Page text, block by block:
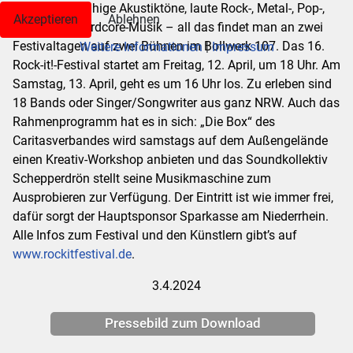
Ob ruhige Akustiktöne, laute Rock-, Metal-, Pop-,
Punk- oder Hardcore-Musik – all das findet man an zwei
Festivaltagen auf zwei Bühnen im Bollwerk 107. Das 16.
Rock-it!-Festival startet am Freitag, 12. April, um 18 Uhr. Am
Samstag, 13. April, geht es um 16 Uhr los. Zu erleben sind
18 Bands oder Singer/Songwriter aus ganz NRW. Auch das
Rahmenprogramm hat es in sich: „Die Box“ des
Caritasverbandes wird samstags auf dem Außengelände
einen Kreativ-Workshop anbieten und das Soundkollektiv
Schepperdrön stellt seine Musikmaschine zum
Ausprobieren zur Verfügung. Der Eintritt ist wie immer frei,
dafür sorgt der Hauptsponsor Sparkasse am Niederrhein.
Alle Infos zum Festival und den Künstlern gibt’s auf
www.rockitfestival.de.
3.4.2024
Pressebild zum Download
Akzeptieren
Ablehnen
Weitere Informationen |Impressum